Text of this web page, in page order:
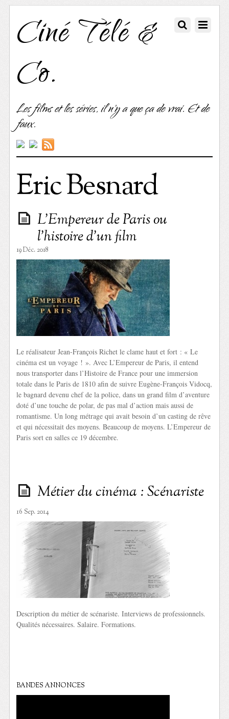
Ciné Télé &
Co.
Les films et les séries, il n'y a que ça de vrai. Et de
faux.
Eric Besnard
L’Empereur de Paris ou
l’histoire d’un film
19 Déc. 2018
Le réalisateur Jean-François Richet le clame haut et fort : « Le
cinéma est un voyage ! ». Avec L’Empereur de Paris, il entend
nous transporter dans l’Histoire de France pour une immersion
totale dans le Paris de 1810 afin de suivre Eugène-François Vidocq,
le bagnard devenu chef de la police, dans un grand film d’aventure
doté d’une touche de polar, de pas mal d’action mais aussi de
romantisme. Un long métrage qui avait besoin d’un casting de rêve
et qui nécessitait des moyens. Beaucoup de moyens. L’Empereur de
Paris sort en salles ce 19 décembre.
Métier du cinéma : Scénariste
16 Sep. 2014
Description du métier de scénariste. Interviews de professionnels.
Qualités nécessaires. Salaire. Formations.
BANDES ANNONCES